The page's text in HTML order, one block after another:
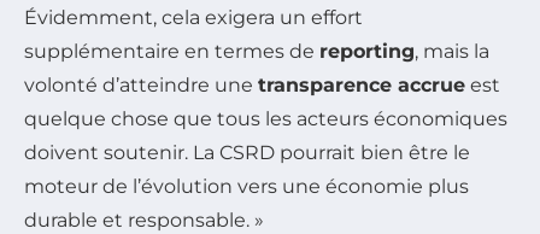
Évidemment, cela exigera un effort
supplémentaire en termes de reporting, mais la
volonté d’atteindre une transparence accrue est
quelque chose que tous les acteurs économiques
doivent soutenir. La CSRD pourrait bien être le
moteur de l’évolution vers une économie plus
durable et responsable. »